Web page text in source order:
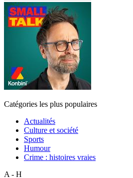
Catégories les plus populaires
Actualités
Culture et société
Sports
Humour
Crime : histoires vraies
A - H